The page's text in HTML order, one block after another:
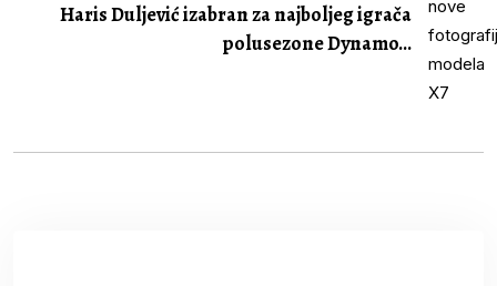
Haris Duljević izabran za najboljeg igrača
polusezone Dynamo...